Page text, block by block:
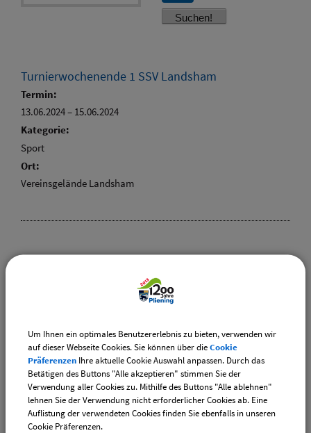
Turnierwochenende 1 SSV Landsham
Termin:
13.06.2024– 15.06.2024
Kategorie:
Sport
Ort:
Vereinsgelände Landsham
Vereinsangebote speziell für junge Leute
Downloads
Den gewählten Termin als VCS-Kalenderdatei
downloaden
Den gewählten Termin als iCal-Kalenderdatei
Um Ihnen ein optimales Benutzererlebnis zu bieten, verwenden wir
auf dieser Webseite Cookies. Sie können über dieCookie
Präferenzen Ihre aktuelle Cookie Auswahl anpassen. Durch das
Betätigen des Buttons "Alle akzeptieren" stimmen Sie der
Verwendung aller Cookies zu. Mithilfe des Buttons "Alle ablehnen"
lehnen Sie der Verwendung nicht erforderlicher Cookies ab. Eine
Auflistung der verwendeten Cookies finden Sie ebenfalls in unseren
Cookie Präferenzen.